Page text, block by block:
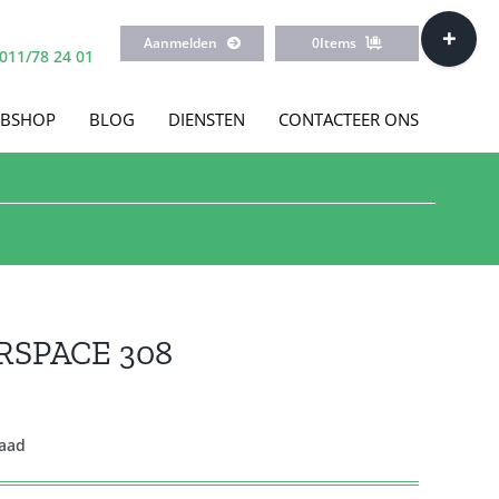
011/78 24 01
Aanmelden 0Items
BLOG DIENSTEN CONTACTEER ONS
308
Toggle
Sliding